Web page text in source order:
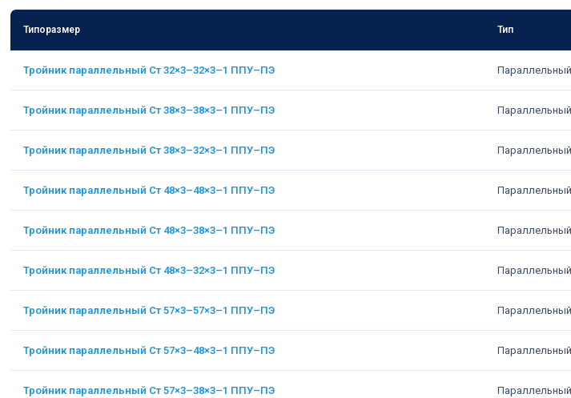
Типоразмер Тип
Тройник параллельный Ст 32×3–32×3–1 ППУ–ПЭ
Тройник параллельный Ст 38×3–38×3–1 ППУ–ПЭ
Тройник параллельный Ст 38×3–32×3–1 ППУ–ПЭ
Тройник параллельный Ст 48×3–48×3–1 ППУ–ПЭ
Тройник параллельный Ст 48×3–38×3–1 ППУ–ПЭ
Тройник параллельный Ст 48×3–32×3–1 ППУ–ПЭ
Тройник параллельный Ст 57×3–57×3–1 ППУ–ПЭ
Тройник параллельный Ст 57×3–48×3–1 ППУ–ПЭ
Тройник параллельный Ст 57×3–38×3–1 ППУ–ПЭ